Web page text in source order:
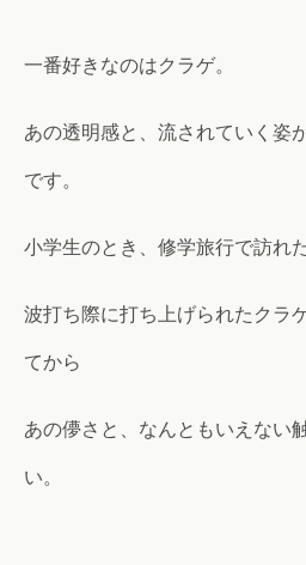
一番好きなのはクラゲ。
あの透明感と、流されていく姿
です。
小学生のとき、修学旅行で訪れ
波打ち際に打ち上げられたクラ
てから
あの儚さと、なんともいえない
い。